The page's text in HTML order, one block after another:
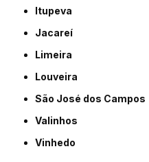
Itupeva
Jacareí
Limeira
Louveira
São José dos Campos
Valinhos
Vinhedo